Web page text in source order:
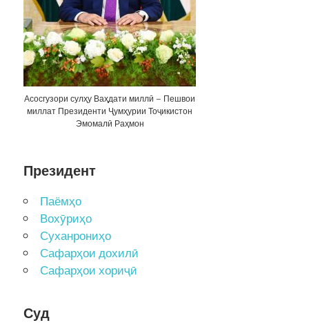
Асосгузори сулҳу Ваҳдати миллӣ – Пешвои
миллат Президенти Ҷумҳурии Тоҷикистон
Эмомалӣ Раҳмон
Президент
Паёмҳо
Вохӯриҳо
Суханрониҳо
Сафарҳои дохилӣ
Сафарҳои хориҷӣ
Суд